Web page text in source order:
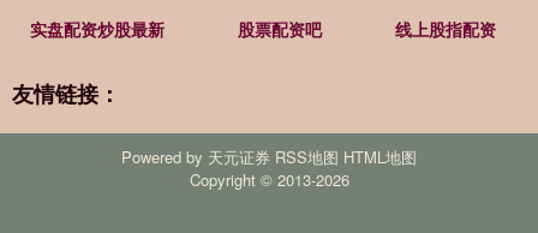
实盘配资炒股最新 股票配资吧 线上股指配资
友情链接：
Powered by 天元证券 RSS地图 HTML地图
Copyright © 2013-2026